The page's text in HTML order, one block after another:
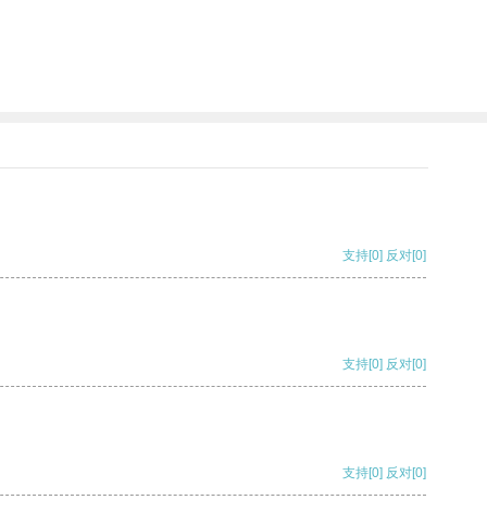
支持[0] 反对[0]
支持[0] 反对[0]
支持[0] 反对[0]